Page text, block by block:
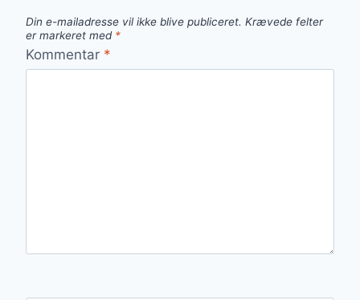
Din e-mailadresse vil ikke blive publiceret. Krævede felter
er markeret med *
Kommentar *